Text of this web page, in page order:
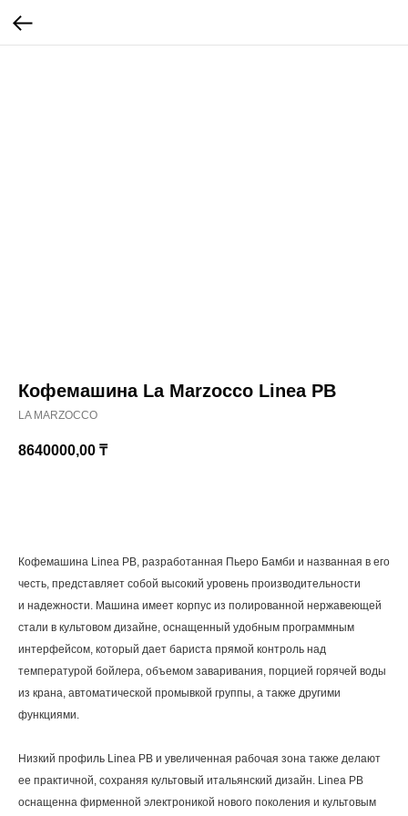
Кофемашина La Marzocco Linea PB
LA MARZOCCO
8640000,00 ₸
Кофемашина Linea PB, разработанная Пьеро Бамби и названная в его
честь, представляет собой высокий уровень производительности
и надежности. Машина имеет корпус из полированной нержавеющей
стали в культовом дизайне, оснащенный удобным программным
интерфейсом, который дает бариста прямой контроль над
температурой бойлера, объемом заваривания, порцией горячей воды
из крана, автоматической промывкой группы, а также другими
функциями.
Низкий профиль Linea PB и увеличенная рабочая зона также делают
ее практичной, сохраняя культовый итальянский дизайн. Linea PB
оснащенна фирменной электроникой нового поколения и культовым